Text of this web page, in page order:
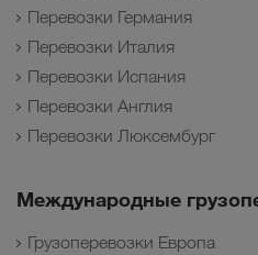
Перевозки Германия
Перевозки Италия
Перевозки Испания
Перевозки Англия
Перевозки Люксембург
Международные
Грузоперевозки Европа